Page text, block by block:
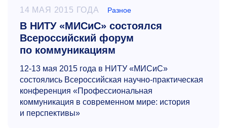
14 МАЯ 2015 ГОДА Разное
В НИТУ «МИСиС» состоялся
Всероссийский форум
по коммуникациям
12-13 мая 2015 года в НИТУ «МИСиС»
состоялись Всероссийская научно-практическая
конференция «Профессиональная
коммуникация в современном мире: история
и перспективы»